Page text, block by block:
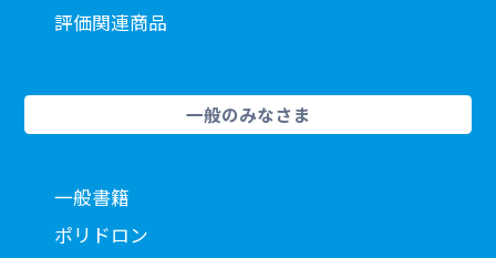
評価関連商品
一般のみなさま
一般書籍
ポリドロン